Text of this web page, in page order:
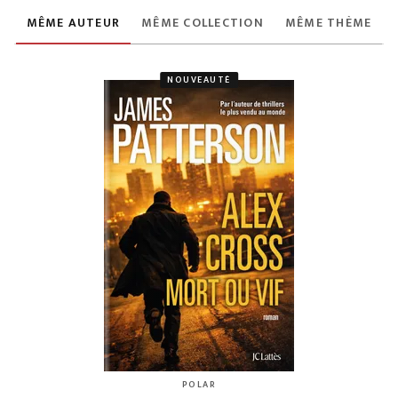
MÊME AUTEUR MÊME COLLECTION MÊME THÈME
NOUVEAUTÉ
POLAR